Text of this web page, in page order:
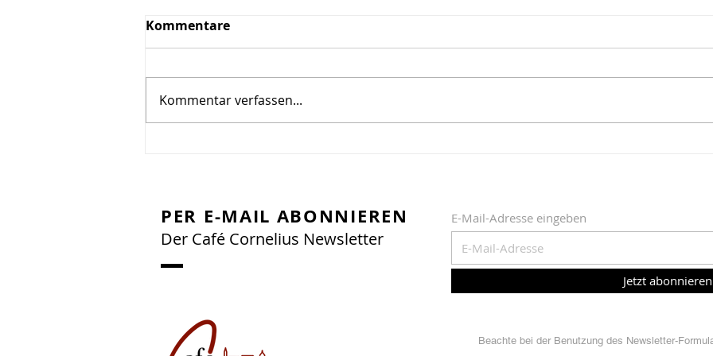
Kommentare
Kommentar verfassen...
PER E-MAIL ABONNIEREN E-Mail-Adresse eingeben
Jetzt abonnieren
Der Café Cornelius Newsletter
Beachte bei der Benutzung des Newsletter-